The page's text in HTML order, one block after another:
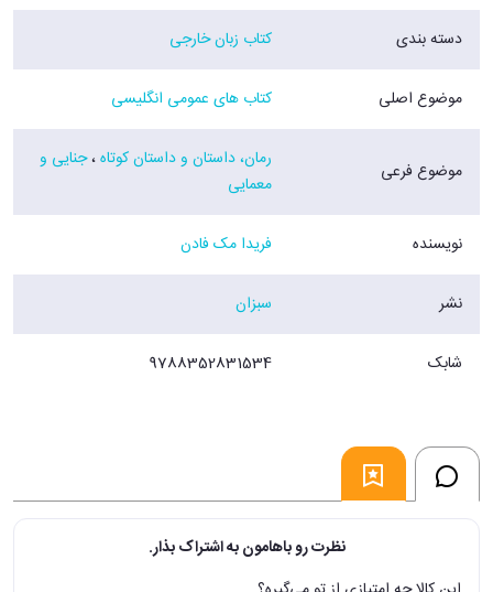
دسته بندی کتاب زبان خارجی
موضوع اصلی کتاب های عمومی انگلیسی
موضوع فرعی رمان، داستان و داستان کوتاه،جنایی و
معمایی
نویسنده فریدا مک فادن
نشر سبزان
شابک 9788352831534
نظرت رو باهامون به اشتراک بذار.